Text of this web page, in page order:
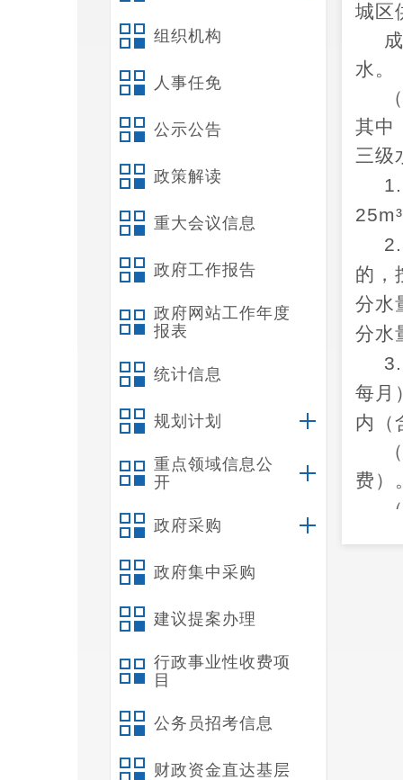
组织机构
人事任免
公示公告
政策解读
重大会议信息
政府工作报告
政府网站工作年度
报表
统计信息
规划计划
重点领域信息公
开
政府采购
政府集中采购
建议提案办理
行政事业性收费项
目
公务员招考信息
财政资金直达基层
城区
水。
其中
三级
25m³
的，
分水
分水
每月
内（
费）